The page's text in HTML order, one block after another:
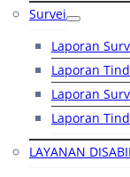
Survei
Laporan
Laporan
Laporan
Laporan
LAYANAN